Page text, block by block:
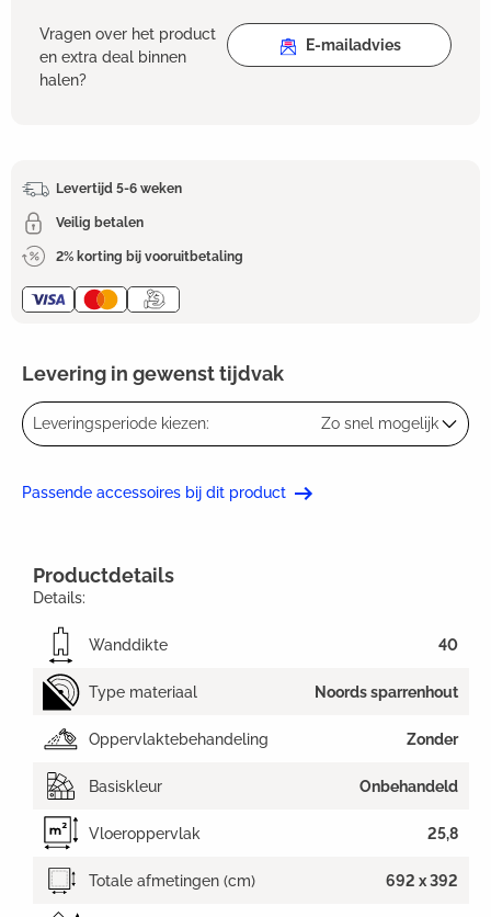
Vragen over het product
en extra deal binnen
halen?
E-mailadvies
Levertijd 5-6 weken
Veilig betalen
2% korting bij vooruitbetaling
Levering in gewenst tijdvak
Leveringsperiode kiezen: Zo snel mogelijk
Passende accessoires bij dit product
Productdetails
Details:
Wanddikte 40
Type materiaal Noords sparrenhout
Oppervlaktebehandeling Zonder
Basiskleur Onbehandeld
Vloeroppervlak 25,8
Totale afmetingen (cm) 692 x 392